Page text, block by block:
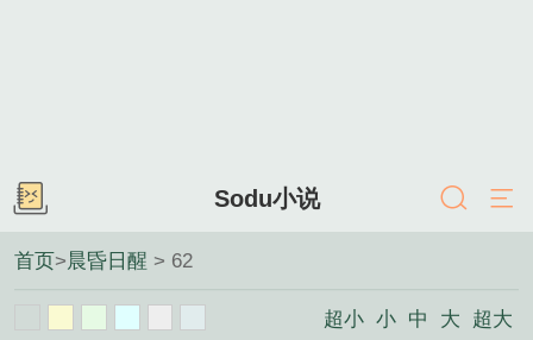
Sodu小说
首页>晨昏日醒 > 62
超小 小 中 大 超大